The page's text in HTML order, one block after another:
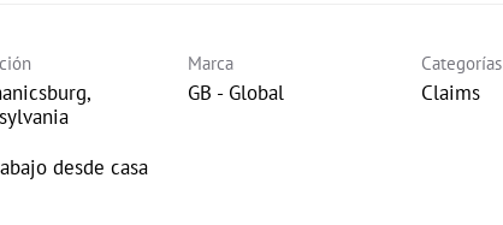
desde casa
Marca
GB - Global
Categorías
Claims